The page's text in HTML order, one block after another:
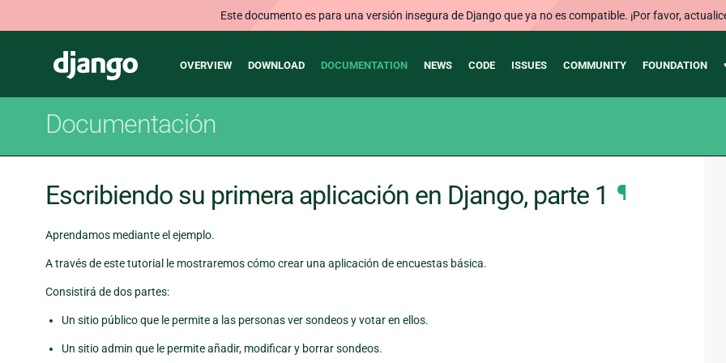
Este documento es para una versión insegura de Django que ya no es compatible. ¡Por favor,
Django
Main
OVERVIEW DOWNLOAD DOCUMENTATION NEWS CODE ISSUES COMMUNITY FOUNDATION
Documentación
Escribiendo su primera aplicación en Django, parte 1 ¶
Aprendamos mediante el ejemplo.
A través de este tutorial le mostraremos cómo crear una aplicación de encuestas básica.
Consistirá de dos partes:
Un sitio público que le permite a las personas ver sondeos y votar en ellos.
Un sitio admin que le permite añadir, modificar y borrar sondeos.